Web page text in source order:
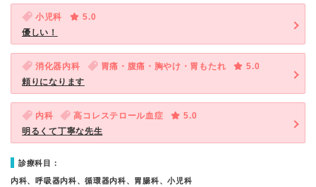
小児科
5.0
優しい！
消化器内科 胃痛・腹痛・胸やけ・胃もたれ
5.0
頼りになります
内科 高コレステロール血症
5.0
明るくて丁寧な先生
診療科目：
内科、呼吸器内科、循環器内科、胃腸科、小児科